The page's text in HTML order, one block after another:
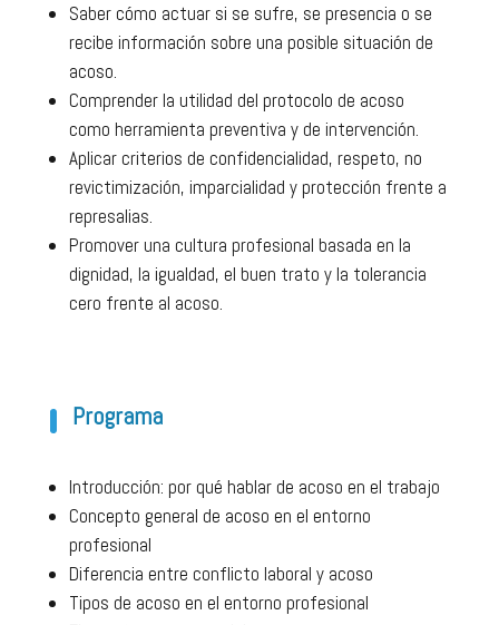
Saber cómo actuar si se sufre, se presencia o se
recibe información sobre una posible situación de
acoso.
Comprender la utilidad del protocolo de acoso
como herramienta preventiva y de intervención.
Aplicar criterios de confidencialidad, respeto, no
revictimización, imparcialidad y protección frente a
represalias.
Promover una cultura profesional basada en la
dignidad, la igualdad, el buen trato y la tolerancia
cero frente al acoso.
Programa
Introducción: por qué hablar de acoso en el trabajo
Concepto general de acoso en el entorno
profesional
Diferencia entre conflicto laboral y acoso
Tipos de acoso en el entorno profesional